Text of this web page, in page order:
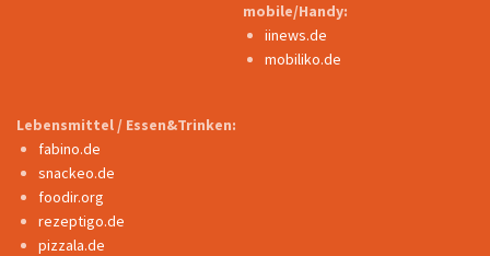
mobile/Handy:
iinews.de
mobiliko.de
Lebensmittel / Essen&Trinken:
fabino.de
snackeo.de
foodir.org
rezeptigo.de
pizzala.de